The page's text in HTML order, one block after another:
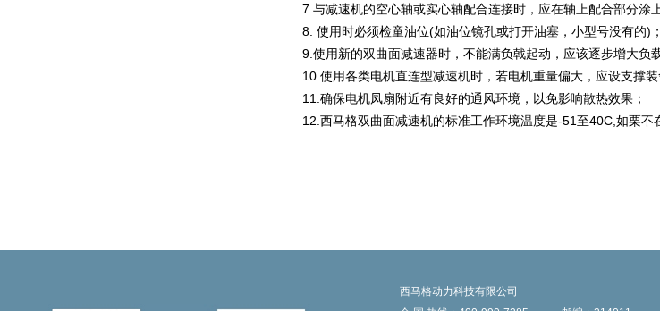
7. 与减速机的空心轴或实心轴配合连接时，应在轴上配合部分涂
8. 使用时必须检童油位(如油位镜孔或打开油塞，小型号没有的)；
9. 使用新的双曲面减速器时，不能满负戟起动，应该逐步增大负
10. 使用各类电机直连型减速机时，若电机重量偏大，应设支撑装
11. 确保电机凤扇附近有良好的通风环境，以免影响散热效果；
12. 西马格双曲面减速机 的标准工作环境温度是-51至40C,如栗不
西马格动力科技有限公司